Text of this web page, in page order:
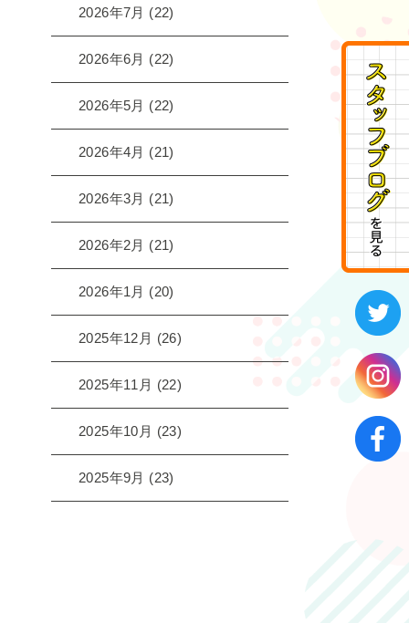
2026年7月 (22)
2026年6月 (22)
2026年5月 (22)
2026年4月 (21)
2026年3月 (21)
2026年2月 (21)
2026年1月 (20)
2025年12月 (26)
2025年11月 (22)
2025年10月 (23)
2025年9月 (23)